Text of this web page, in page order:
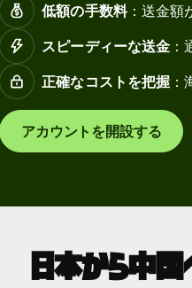
低額の手数料：送金額
スピーディーな送金
正確なコストを把握
アカウントを開設する
日本から中